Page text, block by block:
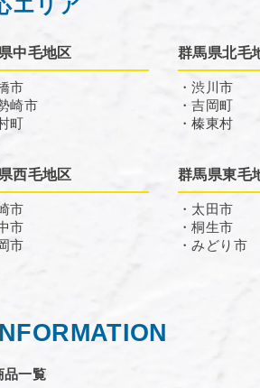
中毛地区
市
崎市
町
群馬県北毛
・渋川市
・吉岡町
・榛東村
西毛地区
市
市
市
群馬県東毛
・太田市
・桐生市
・みどり市
品一覧